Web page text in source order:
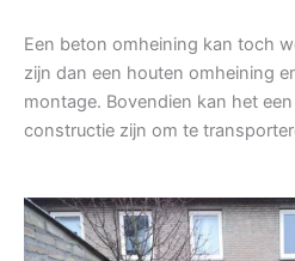
Een beton omheining kan toch
zijn dan een houten omheining
montage. Bovendien kan het
constructie zijn om te